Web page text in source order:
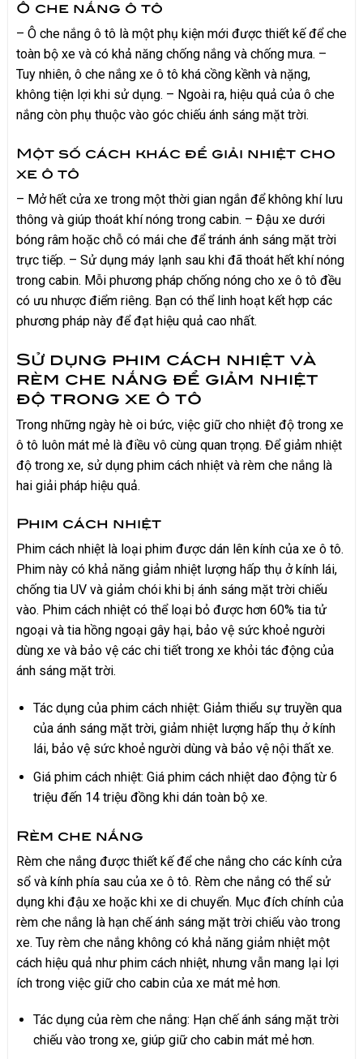
Ô che nắng ô tô
– Ô che nắng ô tô là một phụ kiện mới được thiết kế để che
toàn bộ xe và có khả năng chống nắng và chống mưa. –
Tuy nhiên, ô che nắng xe ô tô khá cồng kềnh và nặng,
không tiện lợi khi sử dụng. – Ngoài ra, hiệu quả của ô che
nắng còn phụ thuộc vào góc chiếu ánh sáng mặt trời.
Một số cách khác để giải nhiệt cho
xe ô tô
– Mở hết cửa xe trong một thời gian ngắn để không khí lưu
thông và giúp thoát khí nóng trong cabin. – Đậu xe dưới
bóng râm hoặc chỗ có mái che để tránh ánh sáng mặt trời
trực tiếp. – Sử dụng máy lạnh sau khi đã thoát hết khí nóng
trong cabin. Mỗi phương pháp chống nóng cho xe ô tô đều
có ưu nhược điểm riêng. Bạn có thể linh hoạt kết hợp các
phương pháp này để đạt hiệu quả cao nhất.
Sử dụng phim cách nhiệt và
rèm che nắng để giảm nhiệt
độ trong xe ô tô
Trong những ngày hè oi bức, việc giữ cho nhiệt độ trong xe
ô tô luôn mát mẻ là điều vô cùng quan trọng. Để giảm nhiệt
độ trong xe, sử dụng phim cách nhiệt và rèm che nắng là
hai giải pháp hiệu quả.
Phim cách nhiệt
Phim cách nhiệt là loại phim được dán lên kính của xe ô tô.
Phim này có khả năng giảm nhiệt lượng hấp thụ ở kính lái,
chống tia UV và giảm chói khi bị ánh sáng mặt trời chiếu
vào. Phim cách nhiệt có thể loại bỏ được hơn 60% tia tử
ngoại và tia hồng ngoại gây hại, bảo vệ sức khoẻ người
dùng xe và bảo vệ các chi tiết trong xe khỏi tác động của
ánh sáng mặt trời.
Tác dụng của phim cách nhiệt: Giảm thiểu sự truyền qua
của ánh sáng mặt trời, giảm nhiệt lượng hấp thụ ở kính
lái, bảo vệ sức khoẻ người dùng và bảo vệ nội thất xe.
Giá phim cách nhiệt: Giá phim cách nhiệt dao động từ 6
triệu đến 14 triệu đồng khi dán toàn bộ xe.
Rèm che nắng
Rèm che nắng được thiết kế để che nắng cho các kính cửa
sổ và kính phía sau của xe ô tô. Rèm che nắng có thể sử
dụng khi đậu xe hoặc khi xe di chuyển. Mục đích chính của
rèm che nắng là hạn chế ánh sáng mặt trời chiếu vào trong
xe. Tuy rèm che nắng không có khả năng giảm nhiệt một
cách hiệu quả như phim cách nhiệt, nhưng vẫn mang lại lợi
ích trong việc giữ cho cabin của xe mát mẻ hơn.
Tác dụng của rèm che nắng: Hạn chế ánh sáng mặt trời
chiếu vào trong xe, giúp giữ cho cabin mát mẻ hơn.